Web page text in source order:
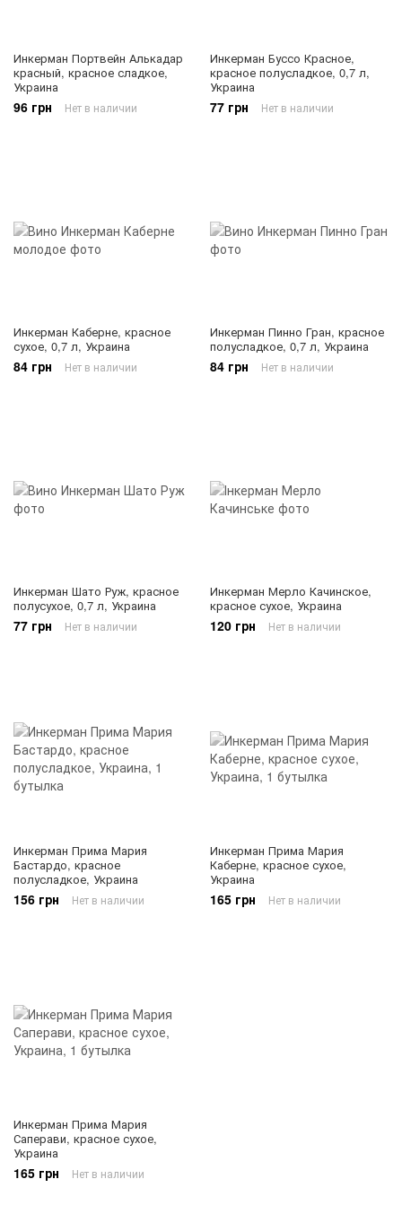
Инкерман Портвейн Алькадар
красный, красное сладкое,
Украина
96 грн Нет в наличии
Инкерман Буссо Красное,
красное полусладкое, 0,7 л,
Украина
77 грн Нет в наличии
Инкерман Каберне, красное
сухое, 0,7 л, Украина
84 грн Нет в наличии
Инкерман Пинно Гран, красное
полусладкое, 0,7 л, Украина
84 грн Нет в наличии
Инкерман Шато Руж, красное
полусухое, 0,7 л, Украина
77 грн Нет в наличии
Инкерман Мерло Качинское,
красное сухое, Украина
120 грн Нет в наличии
Инкерман Прима Мария
Бастардо, красное
полусладкое, Украина
156 грн Нет в наличии
Инкерман Прима Мария
Каберне, красное сухое,
Украина
165 грн Нет в наличии
Инкерман Прима Мария
Саперави, красное сухое,
Украина
165 грн Нет в наличии